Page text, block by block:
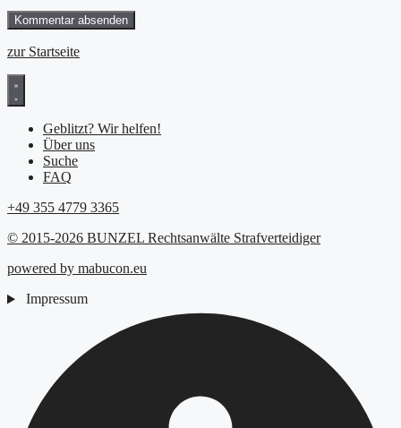
zur Startseite
Geblitzt? Wir helfen!
Über uns
Suche
FAQ
+49 355 4779 3365
© 2015-2026 BUNZEL Rechtsanwälte Strafverteidiger
powered by mabucon.eu
Impressum